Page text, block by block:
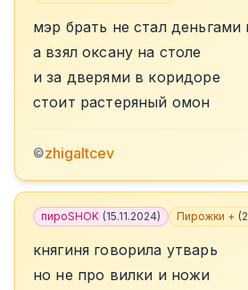
мэр брать не стал деньгами
а взял оксану на столе
и за дверями в коридоре
стоит растеряный омон
©zhigaltcev
пироSHOK (15.11.2024) Пирожки + (
княгиня говорила утварь
но не про вилки и ножи